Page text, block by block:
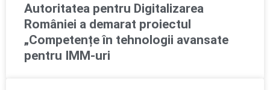
Autoritatea pentru Digitalizarea
României a demarat proiectul
„Competențe în tehnologii avansate
pentru IMM-uri